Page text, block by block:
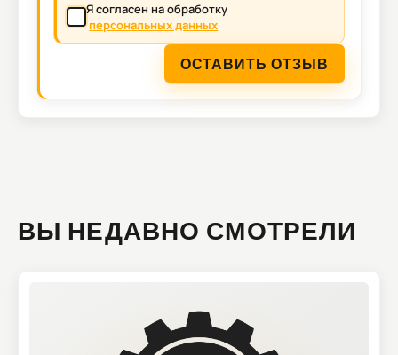
Я согласен на обработку
персональных данных
ОСТАВИТЬ ОТЗЫВ
ВЫ НЕДАВНО СМОТРЕЛИ